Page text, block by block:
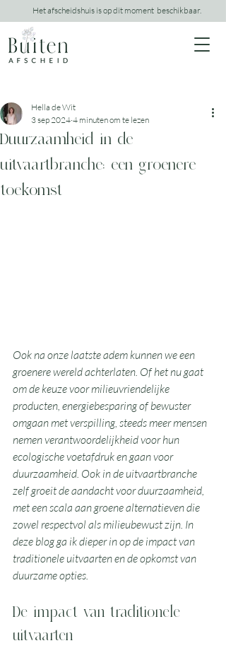
Het afscheidshuis is op dit moment beschikbaar.
Duurzaamheid in de
uitvaartbranche: een groenere
toekomst
Hella de Wit
3 sep 2024 4 minuten om te lezen
Ook na onze laatste adem kunnen we een
groenere wereld achterlaten. Of het nu gaat
om de keuze voor milieuvriendelijke
producten, energiebesparing of bewuster
omgaan met verspilling, steeds meer mensen
nemen verantwoordelijkheid voor hun
ecologische voetafdruk en gaan voor
duurzaamheid. Ook in de uitvaartbranche
zelf groeit de aandacht voor duurzaamheid,
met een scala aan groene alternatieven die
zowel respectvol als milieubewust zijn. In
deze blog ga ik dieper in op de impact van
traditionele uitvaarten en de opkomst van
duurzame opties.
De impact van traditionele
uitvaarten